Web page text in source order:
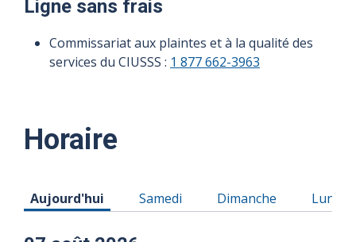
Ligne sans frais
Commissariat aux plaintes et à la qualité des
services du CIUSSS : 1 877 662-3963
Horaire
Horaire du Vendredi 07 août 2026
Aujourd'hui Horaire du Samedi 08 août 2026
Samedi Horaire du Dimanche
Dimanche Lundi